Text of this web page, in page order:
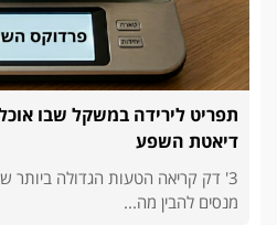
תפריט לירידה במשקל שבו
דיאטת השפע
3' דק קריאה הטעות הגדולה ביותר
מנסים להבין מה...